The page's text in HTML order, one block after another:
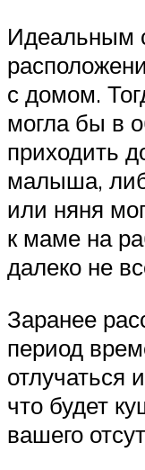
Идеальным
с домом.
могла бы в
приходить
малыша,
или няня
к маме на
далеко не
Заранее
период
отлучаться
что будет
вашего